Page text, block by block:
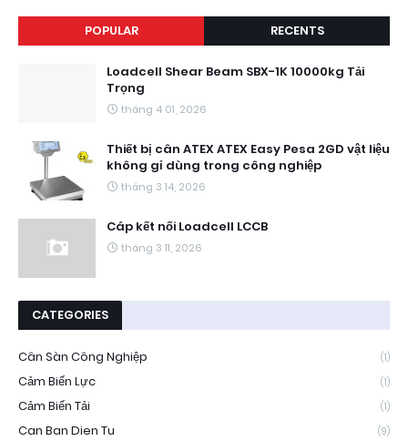
POPULAR RECENTS
Loadcell Shear Beam SBX-1K 10000kg Tải
Trọng
tháng 4 01, 2026
Thiết bị cân ATEX ATEX Easy Pesa 2GD vật liệu
không gỉ dùng trong công nghiệp
tháng 3 14, 2026
Cáp kết nối Loadcell LCCB
tháng 3 11, 2026
CATEGORIES
Cân Sàn Công Nghiệp (1)
Cảm Biến Lực (1)
Cảm Biến Tải (1)
Can Ban Dien Tu (9)